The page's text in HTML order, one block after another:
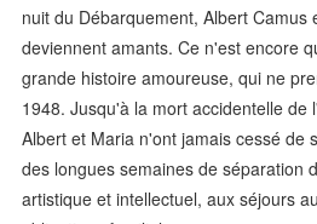
nuit du Débarquement, Albert Camus
deviennent amants. Ce n'est encore
grande histoire amoureuse, qui ne
1948. Jusqu'à la mort accidentelle de
Albert et Maria n'ont jamais cessé de
des longues semaines de séparation
artistique et intellectuel, aux séjours